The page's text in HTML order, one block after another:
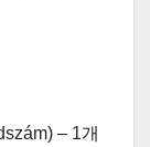
– 1개